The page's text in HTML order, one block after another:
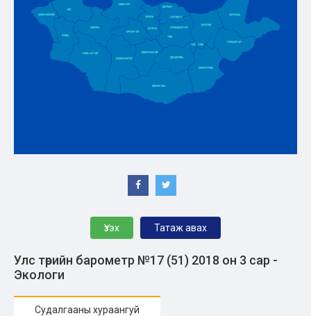
Үзэх Татаж авах
Улс төрийн барометр №17 (51) 2018 он 3 сар -
Экологи
Судалгааны хураангуй